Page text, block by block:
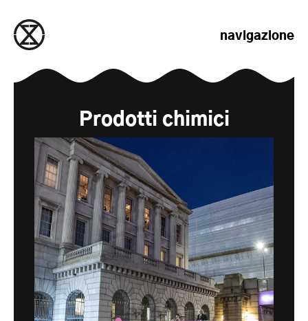
navigazione
Prodotti chimici